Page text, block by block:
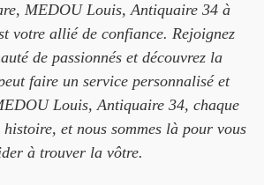
MEDOU Louis, Antiquaire 34 à
votre allié de confiance. Rejoignez
de passionnés et découvrez la
faire un service personnalisé et
Louis, Antiquaire 34, chaque
et nous sommes là pour vous
à trouver la vôtre.